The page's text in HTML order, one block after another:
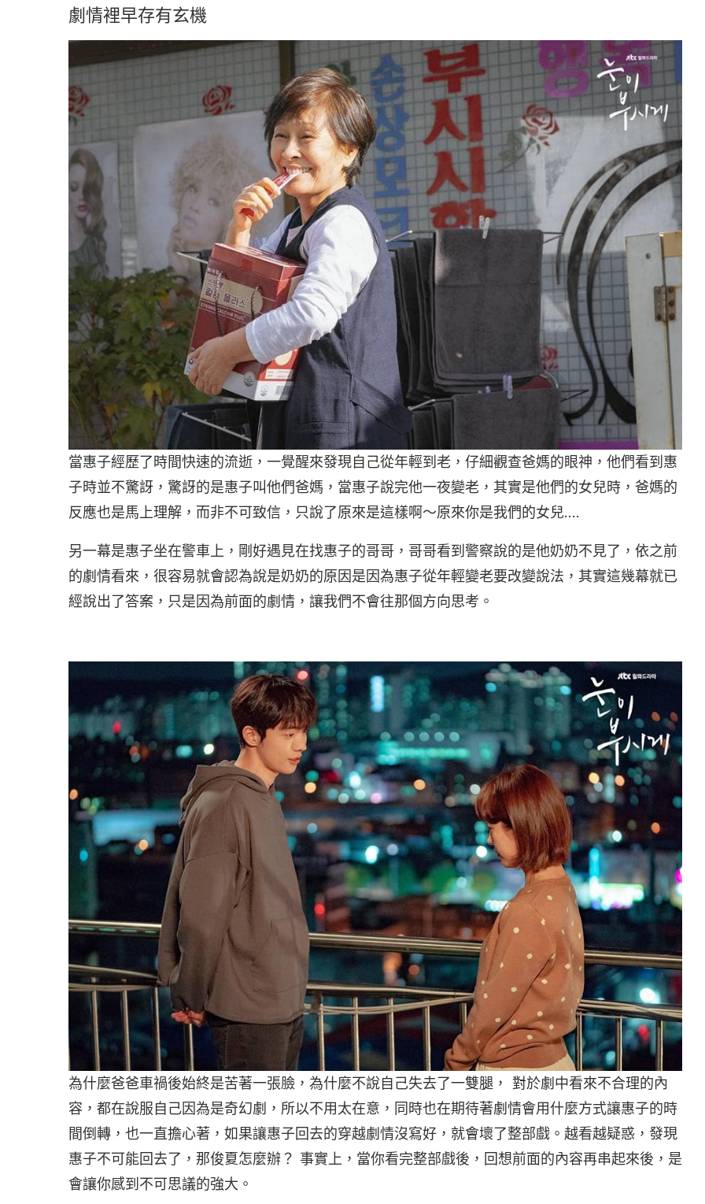
劇情裡早存有玄機
當惠子經歷了時間快速的流逝，一覺醒來發現自己從年輕到老，仔細觀查爸媽的眼神，他們看到惠
子時並不驚訝，驚訝的是惠子叫他們爸媽，當惠子說完他一夜變老，其實是他們的女兒時，爸媽的
反應也是馬上理解，而非不可致信，只說了原來是這樣啊～原來你是我們的女兒….
另一幕是惠子坐在警車上，剛好遇見在找惠子的哥哥，哥哥看到警察說的是他奶奶不見了，依之前
的劇情看來，很容易就會認為說是奶奶的原因是因為惠子從年輕變老要改變說法，其實這幾幕就已
經說出了答案，只是因為前面的劇情，讓我們不會往那個方向思考。
為什麼爸爸車禍後始終是苦著一張臉，為什麼不說自己失去了一雙腿， 對於劇中看來不合理的內
容，都在說服自己因為是奇幻劇，所以不用太在意，同時也在期待著劇情會用什麼方式讓惠子的時
間倒轉，也一直擔心著，如果讓惠子回去的穿越劇情沒寫好，就會壞了整部戲。越看越疑惑，發現
惠子不可能回去了，那俊夏怎麼辦？ 事實上，當你看完整部戲後，回想前面的內容再串起來後，是
會讓你感到不可思議的強大。